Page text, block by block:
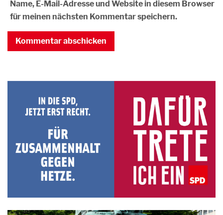
Name, E-Mail-Adresse und Website in diesem Browser
für meinen nächsten Kommentar speichern.